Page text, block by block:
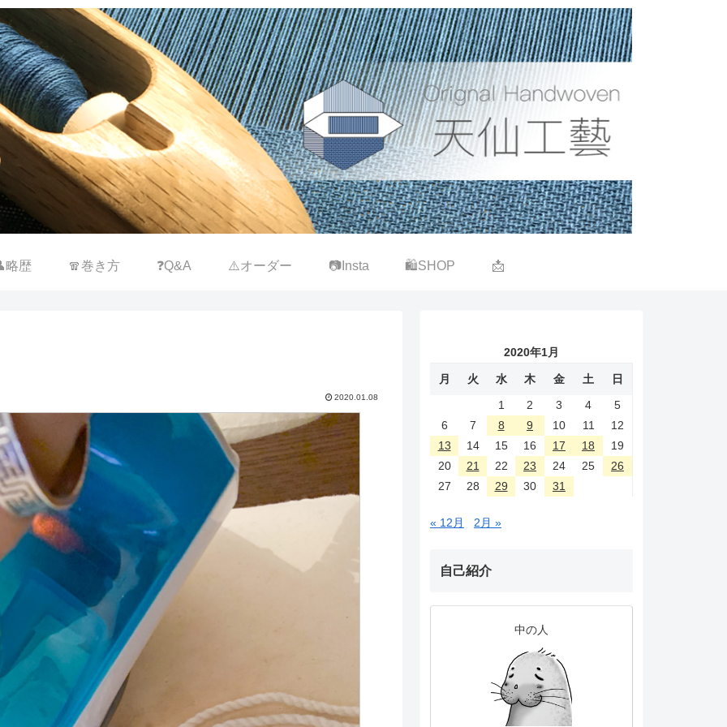
略歴 🧣巻き方 ❓Q&A ⚠️オーダー 📷Insta 🛍SHOP 📩
2020.01.08
2020年1月
月 火 水 木 金 土
日
1
2 3 4
5
6
7 8 9 10 11
12
13
14 15 16 17 18
19
20
21 22 23 24 25
26
27
28 29 30 31
« 12月 2月 »
自己紹介
中の人